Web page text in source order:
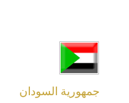
جمهورية السودان